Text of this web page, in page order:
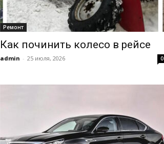
Ремонт
Как починить колесо в рейсе
admin - 25 июля, 2026 0